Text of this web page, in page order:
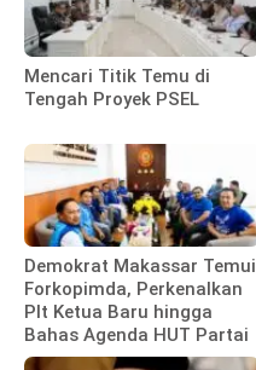
Mencari Titik Temu di
Tengah Proyek PSEL
Demokrat Makassar Temui
Forkopimda, Perkenalkan
Plt Ketua Baru hingga
Bahas Agenda HUT Partai